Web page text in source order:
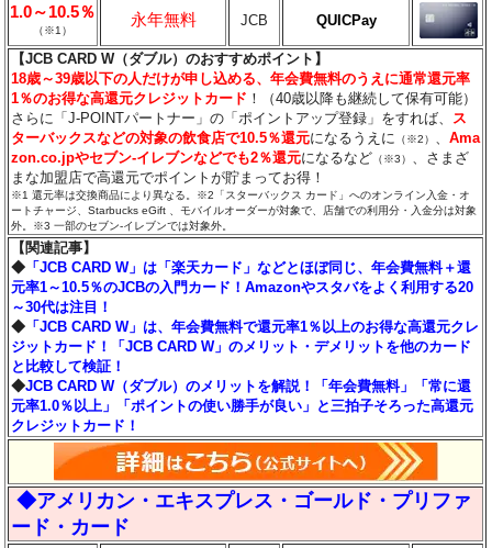
1.0～10.5％
（※1）
永年無料 JCB QUICPay
【JCB CARD W（ダブル）のおすすめポイント】
18歳～39歳以下の人だけが申し込める、年会費無料のうえに通常還元率
1％のお得な高還元クレジットカード ！（40歳以降も継続して保有可能）
さらに「J-POINTパートナー」の「ポイントアップ登録」をすれば、
ス
ターバックスなどの対象の飲食店で10.5％還元になるうえに （※2） 、Ama
zon.co.jpやセブン‐イレブンなどでも2％還元になるなど （※3）
、さまざ
まな加盟店で高還元でポイントが貯まってお得！
※1 還元率は交換商品により異なる。※2「スターバックス カード」へのオンライン入金・オ
ートチャージ、Starbucks eGift 、モバイルオーダーが対象で、店舗での利用分・入金分は対象
外。※3 一部のセブン‐イレブンでは対象外。
【関連記事】
◆ 「JCB CARD W」は「楽天カード」などとほぼ同じ、年会費無料＋還
元率1～10.5％のJCBの入門カード！Amazonやスタバをよく利用する20
～30代は注目！
◆ 「JCB CARD W」は、年会費無料で還元率1％以上のお得な高還元クレ
ジットカード！「JCB CARD W」のメリット・デメリットを他のカード
と比較して検証！
◆JCB CARD W（ダブル）のメリットを解説！「年会費無料」「常に還
元率1.0％以上」「ポイントの使い勝手が良い」と三拍子そろった高還元
クレジットカード！
◆アメリカン・エキスプレス・ゴールド・プリファ
ード・カード